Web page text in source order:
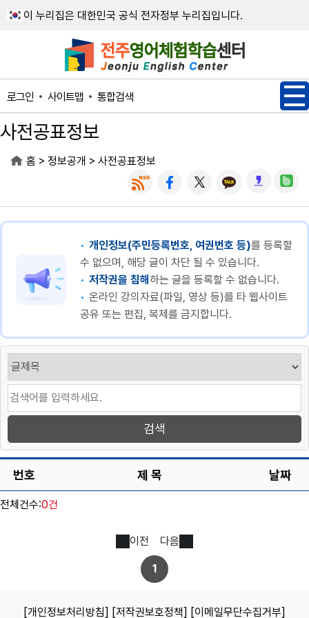
이 누리집은 대한민국 공식 전자정부 누리집입니다.
로그인 사이트맵 통합검색
사전공표정보
홈 > 정보공개 > 사전공표정보
개인정보(주민등록번호, 여권번호 등)를 등록할
수 없으며, 해당 글이 차단 될 수 있습니다.
저작권을 침해하는 글을 등록할 수 없습니다.
온라인 강의자료(파일, 영상 등)를 타 웹사이트
공유 또는 편집, 복제를 금지합니다.
번호 제 목 날짜
전체건수:0건
이전
1
다음
[개인정보처리방침] [저작권보호정책] [이메일무단수집거부]